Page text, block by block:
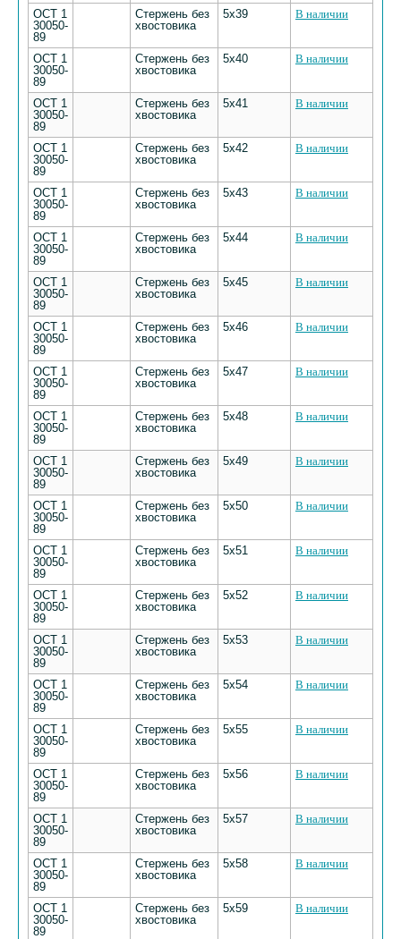
ОСТ 1
30050-
89
Стержень без
хвостовика
5х39 В наличии
ОСТ 1
30050-
89
Стержень без
хвостовика
5х40 В наличии
ОСТ 1
30050-
89
Стержень без
хвостовика
5х41 В наличии
ОСТ 1
30050-
89
Стержень без
хвостовика
5х42 В наличии
ОСТ 1
30050-
89
Стержень без
хвостовика
5х43 В наличии
ОСТ 1
30050-
89
Стержень без
хвостовика
5х44 В наличии
ОСТ 1
30050-
89
Стержень без
хвостовика
5х45 В наличии
ОСТ 1
30050-
89
Стержень без
хвостовика
5х46 В наличии
ОСТ 1
30050-
89
Стержень без
хвостовика
5х47 В наличии
ОСТ 1
30050-
89
Стержень без
хвостовика
5х48 В наличии
ОСТ 1
30050-
89
Стержень без
хвостовика
5х49 В наличии
ОСТ 1
30050-
89
Стержень без
хвостовика
5х50 В наличии
ОСТ 1
30050-
89
Стержень без
хвостовика
5х51 В наличии
ОСТ 1
30050-
89
Стержень без
хвостовика
5х52 В наличии
ОСТ 1
30050-
89
Стержень без
хвостовика
5х53 В наличии
ОСТ 1
30050-
89
Стержень без
хвостовика
5х54 В наличии
ОСТ 1
30050-
89
Стержень без
хвостовика
5х55 В наличии
ОСТ 1
30050-
89
Стержень без
хвостовика
5х56 В наличии
ОСТ 1
30050-
89
Стержень без
хвостовика
5х57 В наличии
ОСТ 1
30050-
89
Стержень без
хвостовика
5х58 В наличии
ОСТ 1
30050-
89
Стержень без
хвостовика
5х59 В наличии